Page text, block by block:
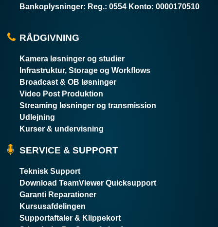
Bankoplysninger: Reg.: 0554 Konto: 0000170510
RÅDGIVNING
Kamera løsninger og studier
Infrastruktur, Storage og Workflows
Broadcast & OB løsninger
Video Post Produktion
Streaming løsninger og transmission
Udlejning
Kurser & undervisning
SERVICE & SUPPORT
Teknisk Support
Download TeamViewer Quicksupport
Garanti Reparationer
Kursusafdelingen
Supportaftaler & Klippekort